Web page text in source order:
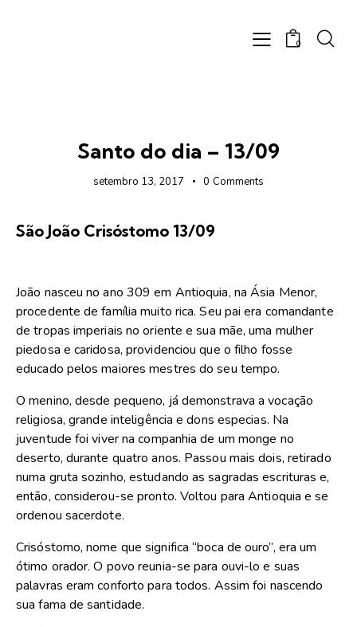
0
Santo do dia – 13/09
setembro 13, 2017 0 Comments
São João Crisóstomo 13/09
João nasceu no ano 309 em Antioquia, na Ásia Menor,
procedente de família muito rica. Seu pai era comandante
de tropas imperiais no oriente e sua mãe, uma mulher
piedosa e caridosa, providenciou que o filho fosse
educado pelos maiores mestres do seu tempo.
O menino, desde pequeno, já demonstrava a vocação
religiosa, grande inteligência e dons especias. Na
juventude foi viver na companhia de um monge no
deserto, durante quatro anos. Passou mais dois, retirado
numa gruta sozinho, estudando as sagradas escrituras e,
então, considerou-se pronto. Voltou para Antioquia e se
ordenou sacerdote.
Crisóstomo, nome que significa “boca de ouro”, era um
ótimo orador. O povo reunia-se para ouvi-lo e suas
palavras eram conforto para todos. Assim foi nascendo
sua fama de santidade.